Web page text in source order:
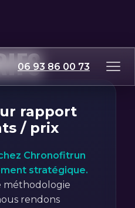
06 93 86 00 73
rapport
/ prix
Chronofitrun
stratégique.
méthodologie
rendons